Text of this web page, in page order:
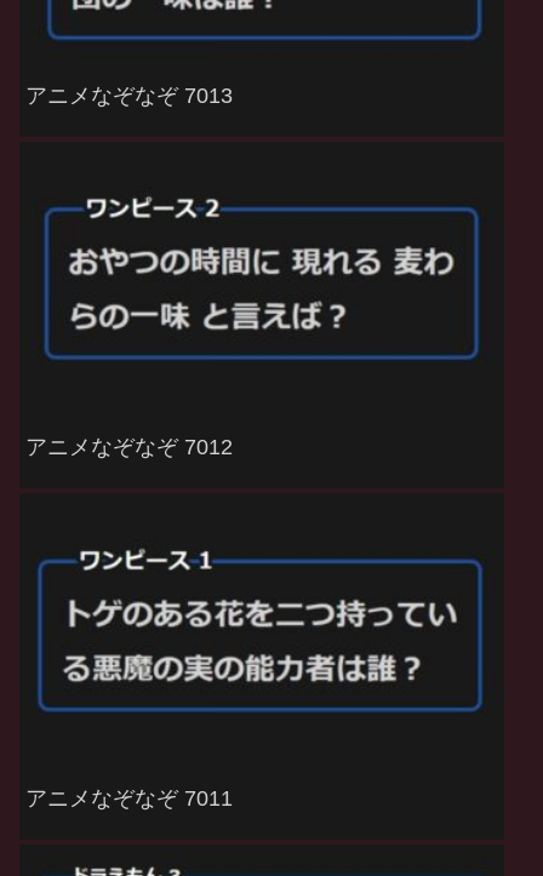
アニメなぞなぞ 7013
アニメなぞなぞ 7012
アニメなぞなぞ 7011